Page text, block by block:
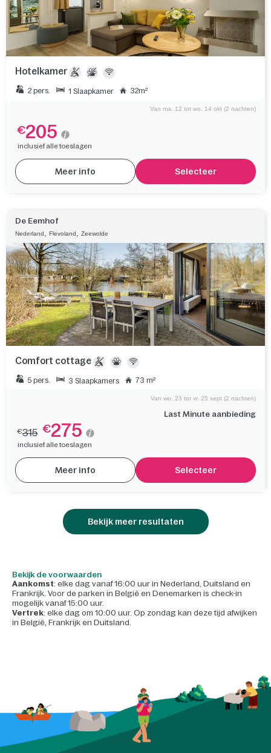
Hotelkamer
2 pers. 1 Slaapkamer 32m²
Van ma. 12 tot wo. 14 okt (2 nachten)
€205
inclusief alle toeslagen
Meer info Selecteer
De Eemhof
Nederland, Flevoland, Zeewolde
Comfort cottage
5 pers. 3 Slaapkamers 73 m²
Last Minute aanbieding
Van wo. 23 tot vr. 25 sept (2 nachten)
€315 €275
inclusief alle toeslagen
Meer info Selecteer
Bekijk meer resultaten
Bekijk de voorwaarden
Aankomst: elke dag vanaf 16:00 uur in Nederland, Duitsland en
Frankrijk. Voor de parken in België en Denemarken is check-in
mogelijk vanaf 15:00 uur.
Vertrek: elke dag om 10:00 uur. Op zondag kan deze tijd afwijken
in België, Frankrijk en Duitsland.